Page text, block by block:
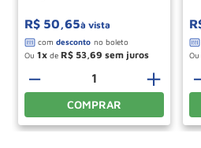
R$ 50 65à vista
Ou 1 de R$ 53 69
＋
－
COMPRAR
Ou